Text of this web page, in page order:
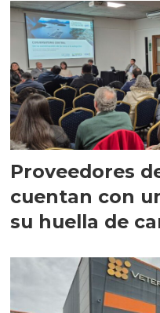
Proveedores
cuentan con
su huella de